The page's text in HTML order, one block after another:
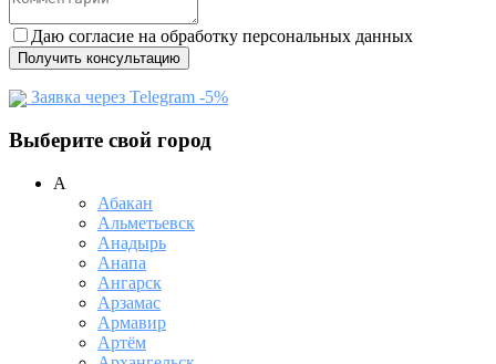
Даю согласие на обработку персональных данных
Получить консультацию
Заявка через Telegram -5%
Выберите свой город
А
Абакан
Альметьевск
Анадырь
Анапа
Ангарск
Арзамас
Армавир
Артём